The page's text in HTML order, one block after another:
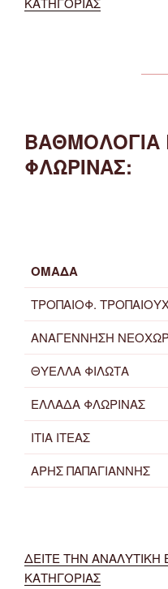
ΒΑΘΜΟΛΟΓΙΑ
ΦΛΩΡΙΝΑΣ:
ΟΜΑΔΑ
ΤΡΟΠΑΙΟΦ.
ΑΝΑΓΕΝΝΗΣΗ
ΘΥΕΛΛΑ ΦΙΛΩΤΑ
ΕΛΛΑΔΑ ΦΛΩΡΙΝΑΣ
ΙΤΙΑ ΙΤΕΑΣ
ΑΡΗΣ ΠΑΠΑΓΙΑΝΝΗΣ
ΔΕΙΤΕ ΤΗΝ
ΚΑΤΗΓΟΡΙΑΣ